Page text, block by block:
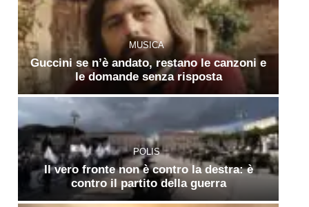
MUSICA
Guccini se n’è andato, restano le canzoni e
le domande senza risposta
POLIS
Il vero fronte non è contro la destra: è
contro il partito della guerra